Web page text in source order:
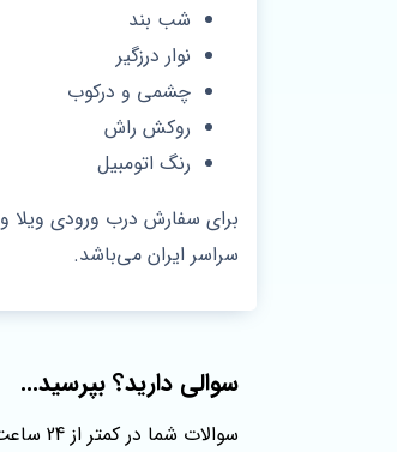
شب بند
نوار درزگیر
چشمی و درکوب
روکش راش
رنگ اتومبیل
برای سفارش درب ورودی ویلا
سراسر ایران می‌باشد.
سوالی دارید؟ بپرسید...
سوالات شما در کمتر از 24 ساعت پاسخ داده خواهند شد